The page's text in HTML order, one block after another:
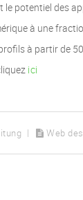
le potentiel des
à une
à partir de
ici
Web